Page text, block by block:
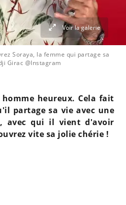
Soraya, la femme qui partage sa
Girac @Instagram
Voir la galerie
heureux. Cela fait
partage sa vie avec une
avec qui il vient d'avoir
vite sa jolie chérie !